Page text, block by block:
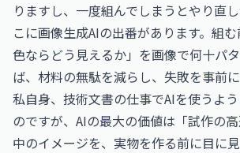
りますし、一度組んでしまうとやり直
こに画像生成AIの出番があります。組
色ならどう見えるか」を画像で何十パ
ば、材料の無駄を減らし、失敗を事前に
私自身、技術文書の仕事でAIを使うよ
のですが、AIの最大の価値は「試作の
中のイメージを、実物を作る前に目に